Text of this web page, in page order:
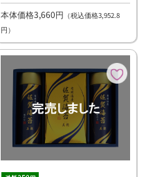
本体価格3,660円 （税込価格3,952.8
円）